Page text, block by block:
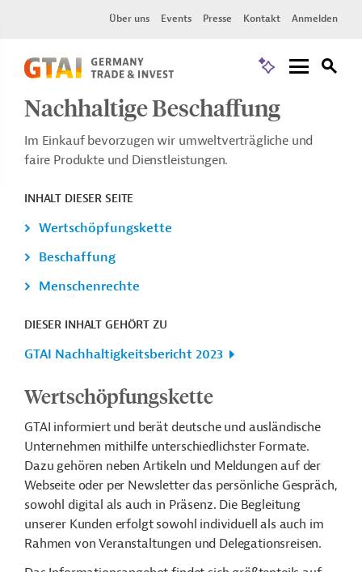
Über uns Events Presse Kontakt Anmelden
Nachhaltige Beschaffung
Im Einkauf bevorzugen wir umweltverträgliche und
faire Produkte und Dienstleistungen.
INHALT DIESER SEITE
Wertschöpfungskette
Beschaffung
Menschenrechte
DIESER INHALT GEHÖRT ZU
GTAI Nachhaltigkeitsbericht 2023
Wertschöpfungskette
GTAI informiert und berät deutsche und ausländische
Unternehmen mithilfe unterschiedlichster Formate.
Dazu gehören neben Artikeln und Meldungen auf der
Webseite oder per Newsletter das persönliche Gespräch,
sowohl digital als auch in Präsenz. Die Begleitung
unserer Kunden erfolgt sowohl individuell als auch im
Rahmen von Veranstaltungen und Delegationsreisen.